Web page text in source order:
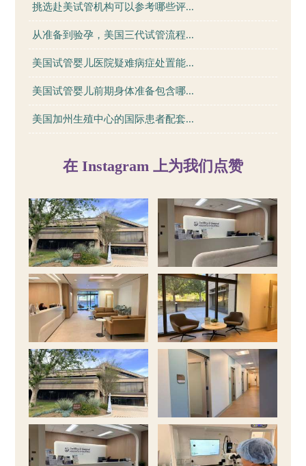
挑选赴美试管机构可以参考哪些评...
从准备到验孕，美国三代试管流程...
美国试管婴儿医院疑难病症处置能...
美国试管婴儿前期身体准备包含哪...
美国加州生殖中心的国际患者配套...
在 Instagram 上为我们点赞